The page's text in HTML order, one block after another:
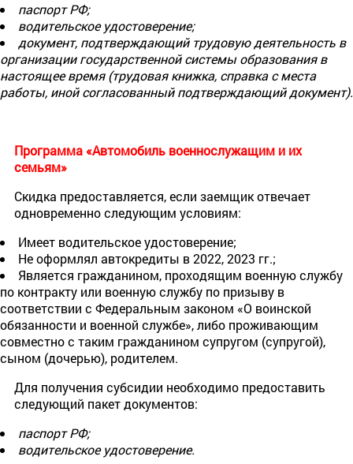
паспорт РФ;
водительское удостоверение;
документ, подтверждающий трудовую деятельность в
организации государственной системы образования в
настоящее время (трудовая книжка, справка с места
работы, иной согласованный подтверждающий документ).
Программа «Автомобиль военнослужащим и их
семьям»
Скидка предоставляется, если заемщик отвечает
одновременно следующим условиям:
Имеет водительское удостоверение;
Не оформлял автокредиты в 2022, 2023 гг.;
Является гражданином, проходящим военную службу
по контракту или военную службу по призыву в
соответствии с Федеральным законом «О воинской
обязанности и военной службе», либо проживающим
совместно с таким гражданином супругом (супругой),
сыном (дочерью), родителем.
Для получения субсидии необходимо предоставить
следующий пакет документов:
паспорт РФ;
водительское удостоверение.